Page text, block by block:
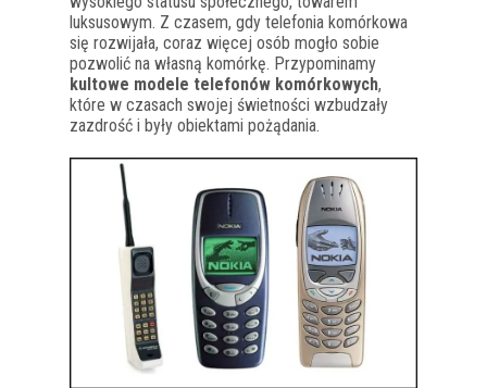
luksusowym. Z czasem, gdy telefonia komórkowa
się rozwijała, coraz więcej osób mogło sobie
pozwolić na własną komórkę. Przypominamy
kultowe modele telefonów komórkowych,
które w czasach swojej świetności wzbudzały
zazdrość i były obiektami pożądania.